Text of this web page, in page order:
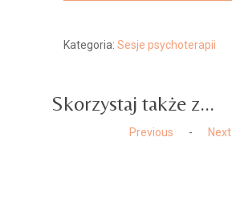
Kategoria: Sesje psychoterapii
Skorzystaj także z...
Previous - Next